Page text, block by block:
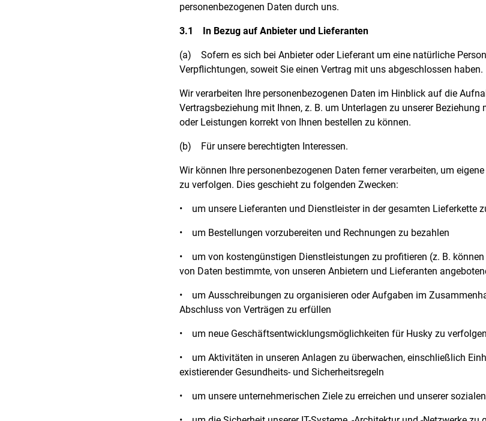
personenbezogenen Daten durch uns.
3.1 In Bezug auf Anbieter und Lieferanten
(a)
Sofern es sich bei Anbieter oder Lieferant um eine natürliche
Verpflichtungen, soweit Sie einen Vertrag mit uns abgeschlossen haben.
Wir verarbeiten Ihre personenbezogenen Daten im Hinblick auf die
Vertragsbeziehung mit Ihnen, z. B. um Unterlagen zu unserer
oder Leistungen korrekt von Ihnen bestellen zu können.
(b) Für unsere berechtigten Interessen.
Wir können Ihre personenbezogenen Daten ferner verarbeiten, um
zu verfolgen. Dies geschieht zu folgenden Zwecken:
• um unsere Lieferanten und Dienstleister in der gesamten Lieferkette
• um Bestellungen vorzubereiten und Rechnungen zu bezahlen
•
um von kostengünstigen Dienstleistungen zu profitieren (z. B.
von Daten bestimmte, von unseren Anbietern und Lieferanten
•
um Ausschreibungen zu organisieren oder Aufgaben im
Abschluss von Verträgen zu erfüllen
• um neue Geschäftsentwicklungsmöglichkeiten für Husky zu verfolgen
•
um Aktivitäten in unseren Anlagen zu überwachen, einschließlich
existierender Gesundheits- und Sicherheitsregeln
• um unsere unternehmerischen Ziele zu erreichen und unserer